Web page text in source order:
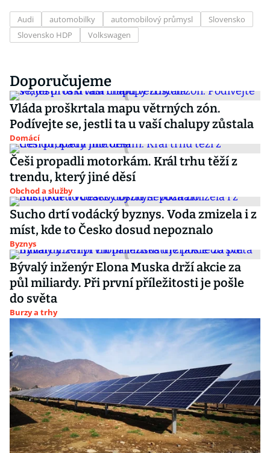
Audi automobilky automobilový průmysl
Slovensko
Slovensko HDP
Volkswagen
Doporučujeme
Vláda proškrtala mapu větrných zón.
Podívejte se, jestli ta u vaší chalupy zůstala
Domácí
Češi propadli motorkám. Král trhu těží z
trendu, který jiné děsí
Obchod a služby
Sucho drtí vodácký byznys. Voda zmizela i z
míst, kde to Česko dosud nepoznalo
Byznys
Bývalý inženýr Elona Muska drží akcie za
půl miliardy. Při první příležitosti je pošle
do světa
Burzy a trhy